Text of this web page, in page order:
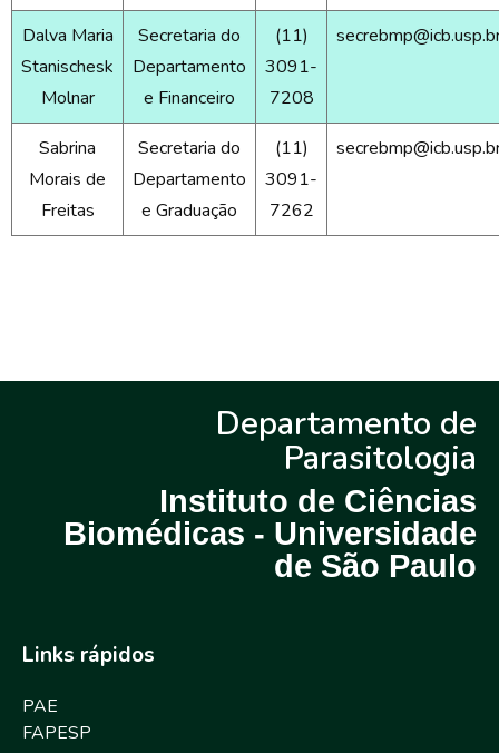
Dalva Maria
Stanischesk
Molnar
Secretaria do
Departamento
e Financeiro
(11)
3091-
7208
Sabrina
Morais de
Freitas
Secretaria do
Departamento
e Graduação
(11)
3091-
7262
Departamento de
Parasitologia
Instituto de Ciências
Biomédicas - Universidade
de São Paulo
Links rápidos
PAE
FAPESP